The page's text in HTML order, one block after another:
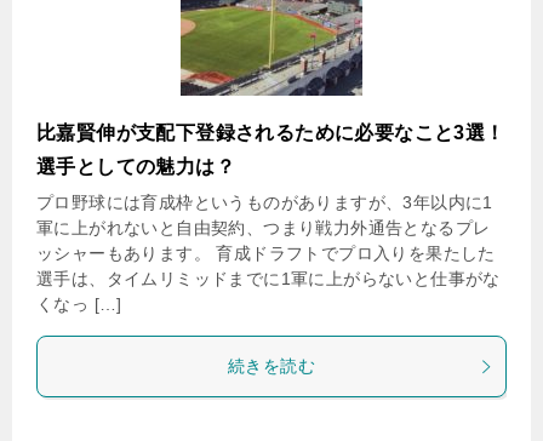
比嘉賢伸が支配下登録されるために必要なこと3選！
選手としての魅力は？
プロ野球には育成枠というものがありますが、3年以内に1
軍に上がれないと自由契約、つまり戦力外通告となるプレ
ッシャーもあります。 育成ドラフトでプロ入りを果たした
選手は、タイムリミッドまでに1軍に上がらないと仕事がな
くなっ […]
続きを読む